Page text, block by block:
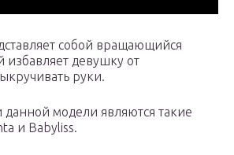
собой вращающийся
избавляет девушку от
руки.
данной модели являются такие
и Babyliss.